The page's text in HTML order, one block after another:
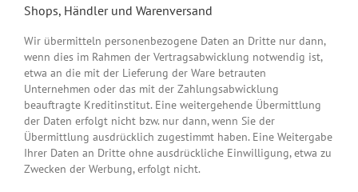
Shops, Händler und Warenversand
Wir übermitteln personenbezogene Daten an Dritte nur dann,
wenn dies im Rahmen der Vertragsabwicklung notwendig ist,
etwa an die mit der Lieferung der Ware betrauten
Unternehmen oder das mit der Zahlungsabwicklung
beauftragte Kreditinstitut. Eine weitergehende Übermittlung
der Daten erfolgt nicht bzw. nur dann, wenn Sie der
Übermittlung ausdrücklich zugestimmt haben. Eine Weitergabe
Ihrer Daten an Dritte ohne ausdrückliche Einwilligung, etwa zu
Zwecken der Werbung, erfolgt nicht.